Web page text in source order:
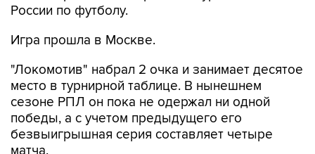
Игра прошла в Москве.
"Локомотив" набрал 2 очка и занимает десятое
сезоне РПЛ он пока не одержал ни одной
победы, а с учетом предыдущего его
безвыигрышная серия составляет четыре
матча.